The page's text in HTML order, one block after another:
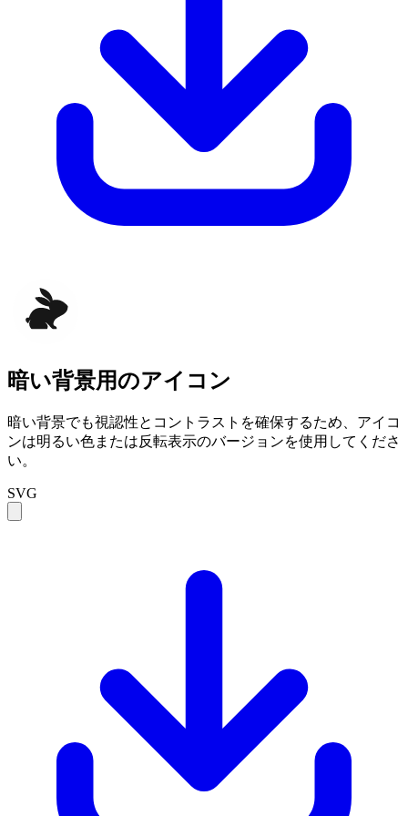
暗い背景用のアイコン
暗い背景でも視認性とコントラストを確保するため、アイコ
ンは明るい色または反転表示のバージョンを使用してくださ
い。
SVG